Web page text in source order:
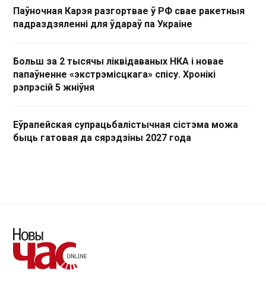
Паўночная Карэя разгортвае ў РФ свае ракетныя
падраздзяленні для ўдараў па Украіне
Больш за 2 тысячы ліквідаваных НКА і новае
папаўненне «экстрэмісцкага» спісу. Хронікі
рэпрэсій 5 жніўня
Еўрапейская супрацьбалістычная сістэма можа
быць гатовая да сярэдзіны 2027 года